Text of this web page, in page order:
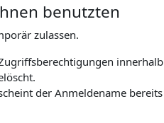
benutzten
zulassen.
der Anmeldename